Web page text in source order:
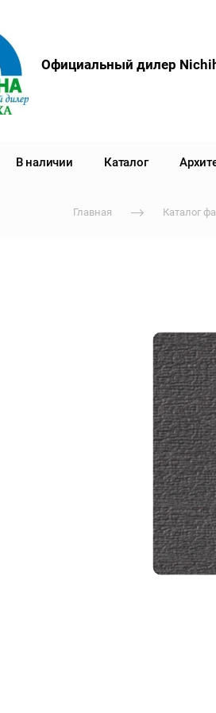
Официальный дилер
В наличии Каталог
Главная Каталог